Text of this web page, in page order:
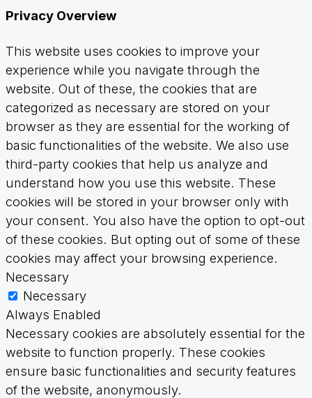
Privacy Overview
This website uses cookies to improve your
experience while you navigate through the
website. Out of these, the cookies that are
categorized as necessary are stored on your
browser as they are essential for the working of
basic functionalities of the website. We also use
third-party cookies that help us analyze and
understand how you use this website. These
cookies will be stored in your browser only with
your consent. You also have the option to opt-out
of these cookies. But opting out of some of these
cookies may affect your browsing experience.
Necessary
Necessary
Always Enabled
Necessary cookies are absolutely essential for the
website to function properly. These cookies
ensure basic functionalities and security features
of the website, anonymously.